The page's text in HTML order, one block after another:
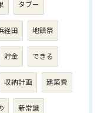
タブー
経田 地鎮祭
貯金 できる
収納計画 建築費
新常識